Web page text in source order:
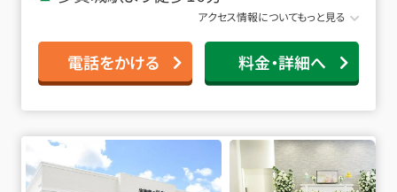
アクセス情報についてもっと見る
電話をかける 料金・詳細へ